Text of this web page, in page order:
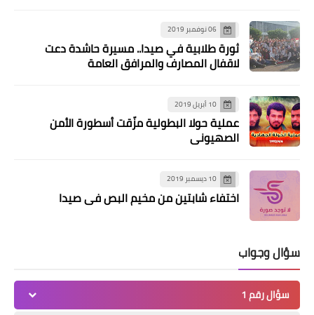
حركة فتح “لجنة العمل الاجتماعي” تكرم
مجموعة من المؤسسات
06 نوفمبر 2019
ثورة طلابية في صيدا.. مسيرة حاشدة دعت
لاقفال المصارف والمرافق العامة
10 أبريل 2019
عملية حولا البطولية مزّقت أسطورة الأمن
الصهيوني
10 ديسمبر 2019
اختفاء شابتين من مخيم البص في صيدا
سؤال وجواب
سؤال رقم 1